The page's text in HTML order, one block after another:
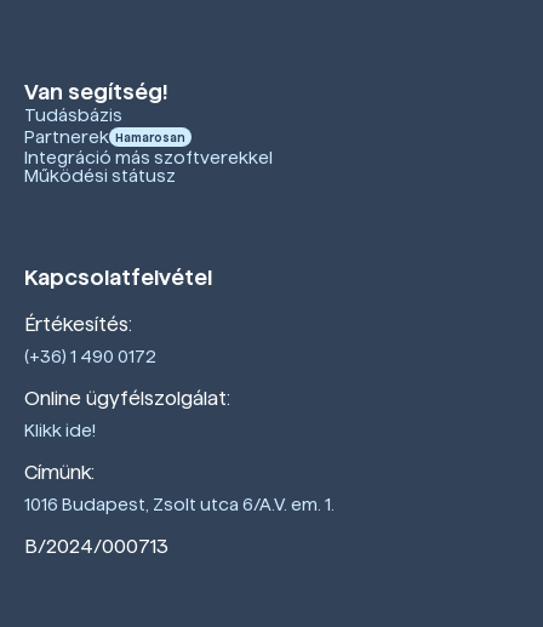
Van segítség!
Tudásbázis
Partnerek Hamarosan
Integráció más szoftverekkel
Működési státusz
Kapcsolatfelvétel
Értékesítés:
(+36) 1 490 0172
Online ügyfélszolgálat:
Klikk ide!
Címünk:
1016 Budapest, Zsolt utca 6/A.V. em. 1.
B/2024/000713